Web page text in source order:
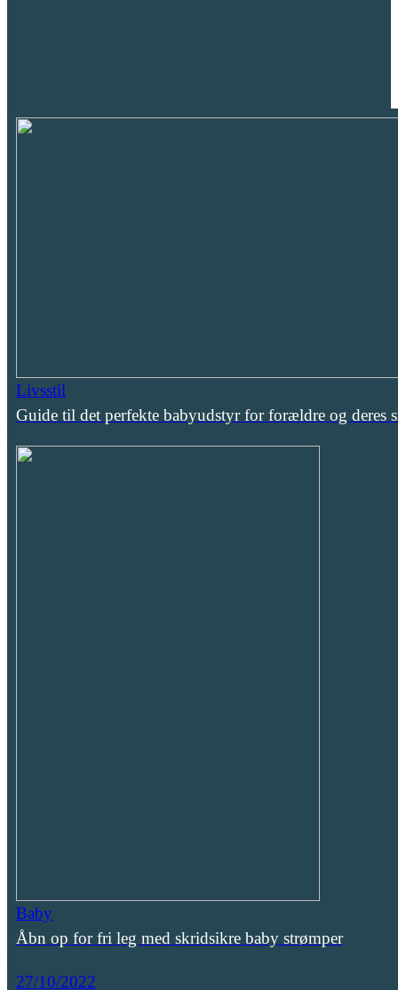
Livsstil
Guide til det perfekte babyudstyr for forældre og deres
Baby
Åbn op for fri leg med skridsikre baby strømper
27/10/2022